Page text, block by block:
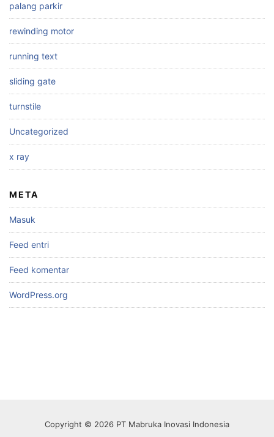
palang parkir
rewinding motor
running text
sliding gate
turnstile
Uncategorized
x ray
META
Masuk
Feed entri
Feed komentar
WordPress.org
Copyright © 2026 PT Mabruka Inovasi Indonesia